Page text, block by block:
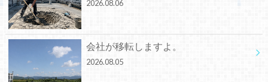
2026.08.06
会社が移転しますよ。
2026.08.05